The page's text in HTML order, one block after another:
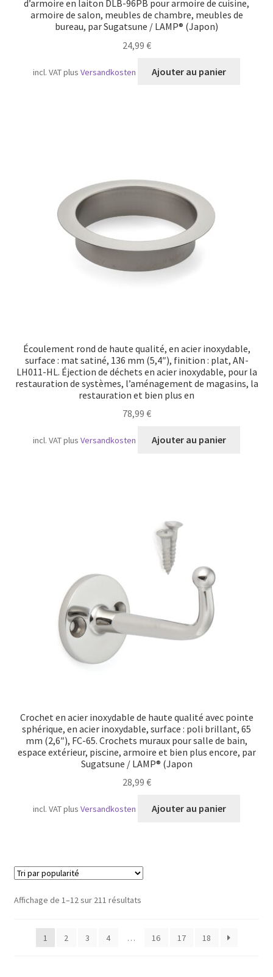
d’armoire en laiton DLB-96PB pour armoire de cuisine,
armoire de salon, meubles de chambre, meubles de
bureau, par Sugatsune / LAMP® (Japon)
24,99 €
incl. VATplusVersandkosten Ajouter au panier
Écoulement rond de haute qualité, en acier inoxydable,
surface : mat satiné, 136 mm (5,4″), finition : plat, AN-
LH011-HL. Éjection de déchets en acier inoxydable, pour la
restauration de systèmes, l’aménagement de magasins, la
restauration et bien plus en
78,99 €
incl. VATplusVersandkosten Ajouter au panier
Crochet en acier inoxydable de haute qualité avec pointe
sphérique, en acier inoxydable, surface : poli brillant, 65
mm (2,6″), FC-65. Crochets muraux pour salle de bain,
espace extérieur, piscine, armoire et bien plus encore, par
Sugatsune / LAMP® (Japon
28,99 €
incl. VATplusVersandkosten Ajouter au panier
Affichage de 1–12 sur 211 résultatsTrié
1
2 3 4 … 16 17 18